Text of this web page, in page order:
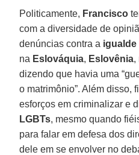
Politicamente, Francisco
com a diversidade de
denúncias contra a igualde
na Eslováquia, Eslovênia,
dizendo que havia uma
o matrimônio”. Além disso,
esforços em criminalizar e
LGBTs, mesmo quando
para falar em defesa dos
dele em se envolver no